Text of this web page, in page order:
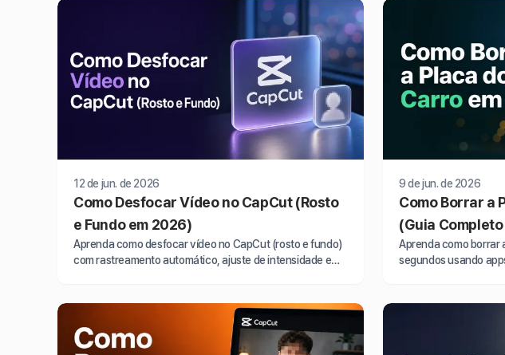
12 de jun. de 2026
Como Desfocar Vídeo no CapCut (Rosto
e Fundo em 2026)
Aprenda como desfocar vídeo no CapCut (rosto e fundo)
com rastreamento automático, ajuste de intensidade e
9 de jun. de 2026
Como Borrar a
(Guia
Aprenda como borrar
segundos usando